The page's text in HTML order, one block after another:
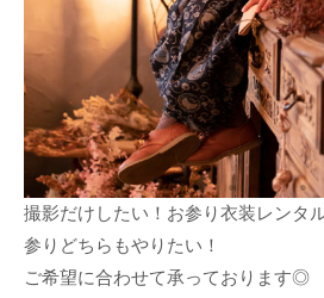
1 2 3 5
撮影だけしたい！お参り衣装レンタ
参りどちらもやりたい！
ご希望に合わせて承っております◎